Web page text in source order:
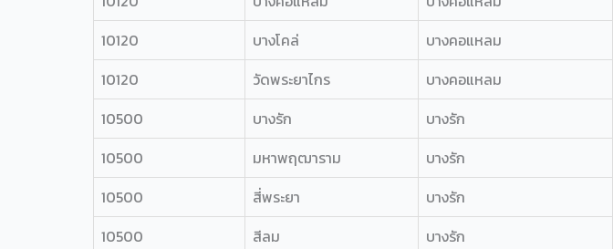
10120
บางโคล่
บางคอแหลม
10120
วัดพระยาไกร
บางคอแหลม
10500
บางรัก
บางรัก
10500
มหาพฤฒาราม
บางรัก
10500
สี่พระยา
บางรัก
10500
สีลม
บางรัก